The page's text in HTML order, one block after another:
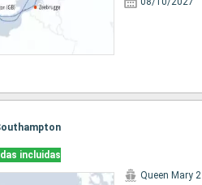
incluidas
Queen Mary 2